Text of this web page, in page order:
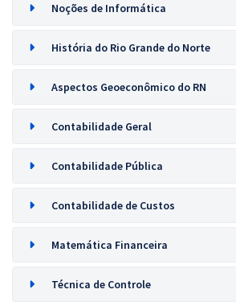
Noções de Informática
História do Rio Grande do Norte
Aspectos Geoeconômico do RN
Contabilidade Geral
Contabilidade Pública
Contabilidade de Custos
Matemática Financeira
Técnica de Controle